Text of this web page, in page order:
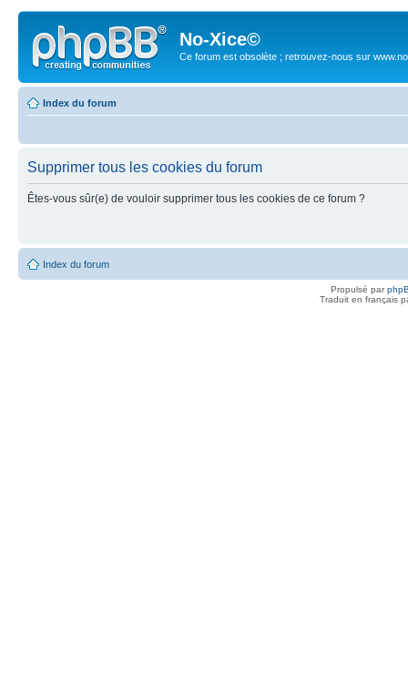
No-Xice©
Ce forum est obsolète ; retrouvez-nous sur
Index du forum
Supprimer tous les cookies du forum
Êtes-vous sûr(e) de vouloir supprimer tous les cookies de ce forum ?
Index du forum
Propulsé par
Traduit en français